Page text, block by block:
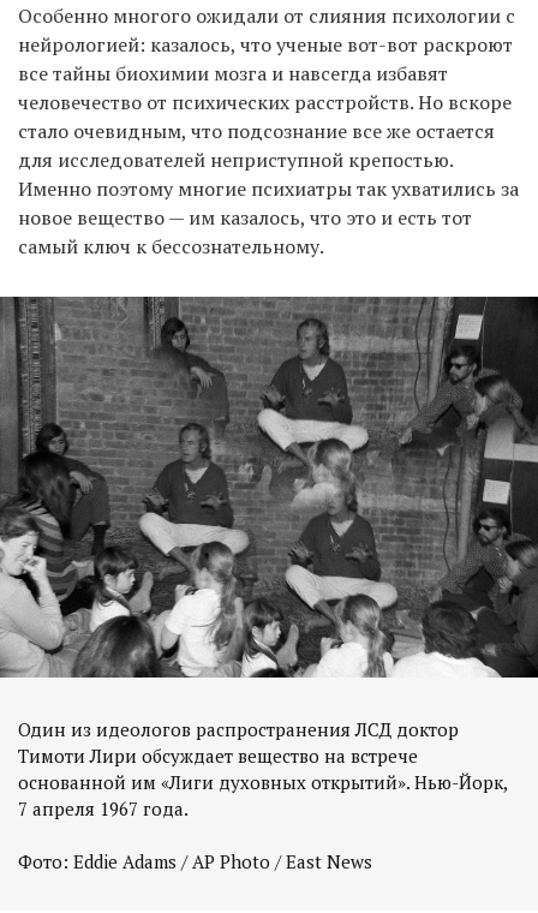
Особенно многого ожидали от слияния психологии с
нейрологией: казалось, что ученые вот-вот раскроют
все тайны биохимии мозга и навсегда избавят
человечество от психических расстройств. Но вскоре
стало очевидным, что подсознание все же остается
для исследователей неприступной крепостью.
Именно поэтому многие психиатры так ухватились за
новое вещество — им казалось, что это и есть тот
самый ключ к бессознательному.
Один из идеологов распространения ЛСД доктор
Тимоти Лири обсуждает вещество на встрече
основанной им «Лиги духовных открытий». Нью-Йорк,
7 апреля 1967 года.
Фото: Eddie Adams / AP Photo / East News